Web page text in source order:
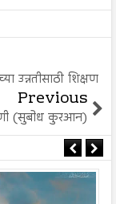
उन्नतीसाठी शिक्षण
Previous
(सुबोध कुरआन)